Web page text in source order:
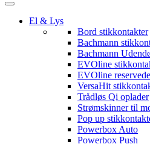
El & Lys
Bord stikkontakter
Bachmann
Bachmann
EVOline
EVOline
VersaHit
Trådløs Qi oplader
Strømskinner til
Pop up
Powerbox Auto
Powerbox Push